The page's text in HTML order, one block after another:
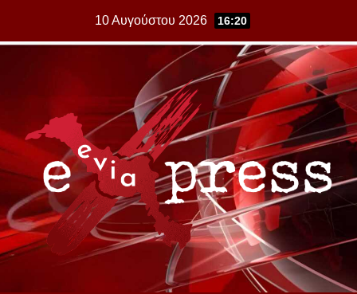
10 Αυγούστου 2026 16:20